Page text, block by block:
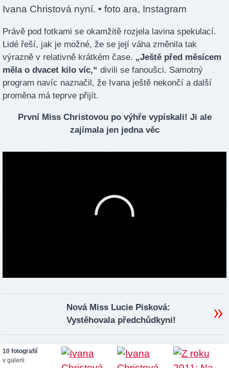
Ivana Christová nyní. • foto ara, Instagram
Právě pod fotkami se okamžitě rozjela lavina spekulací.
Lidé řeší, jak je možné, že se její váha změnila tak
výrazně v relativně krátkém čase. „Ještě před měsícem
měla o dvacet kilo víc,“ divili se fanoušci. Samotný
program navíc naznačil, že Ivana ještě nekončí a další
proměna má teprve přijít.
První Miss Christovou po výhře vypískali! Ji ale
zajímala jen jedna věc
Nová Miss Lucie Pisková:
Vystěhovala předchůdkyni!
10 fotografií
v galerii